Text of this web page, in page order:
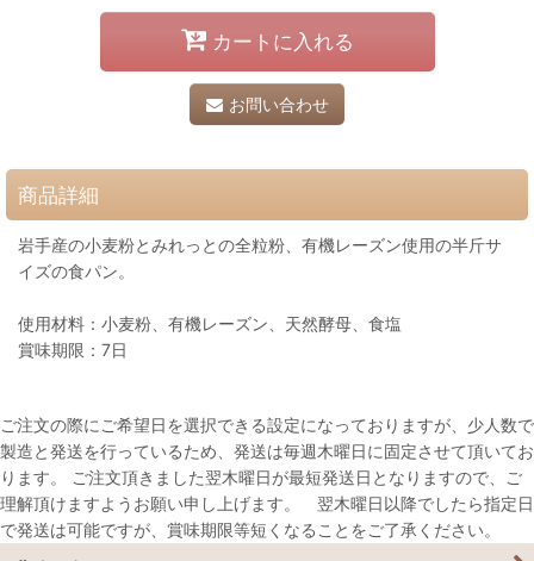
カートに入れる
お問い合わせ
商品詳細
岩手産の小麦粉とみれっとの全粒粉、有機レーズン使用の半斤サ
イズの食パン。
使用材料：小麦粉、有機レーズン、天然酵母、食塩
賞味期限：7日
ご注文の際にご希望日を選択できる設定になっておりますが、少人数で
製造と発送を行っているため、発送は毎週木曜日に固定させて頂いてお
ります。 ご注文頂きました翌木曜日が最短発送日となりますので、ご
理解頂けますようお願い申し上げます。 翌木曜日以降でしたら指定日
で発送は可能ですが、賞味期限等短くなることをご了承ください。